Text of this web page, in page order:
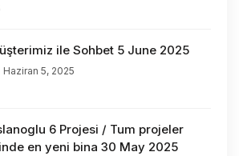
ile Sohbet 5 June 2025
Haziran 5, 2025
6 Projesi / Tum projeler
en yeni bina 30 May 2025